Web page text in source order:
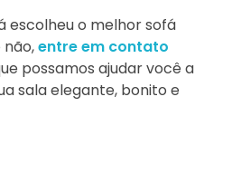
escolheu o melhor sofá
não,entre em contato
possamos ajudar você a
sala elegante, bonito e